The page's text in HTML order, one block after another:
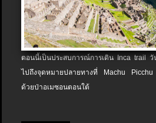
ตอนนี้เป็นประสบการณ์การเดิน Inca trail วั
ไปถึงจุดหมายปลายทางที่ Machu
ด้วยป่าอเมซอนตอนใต้